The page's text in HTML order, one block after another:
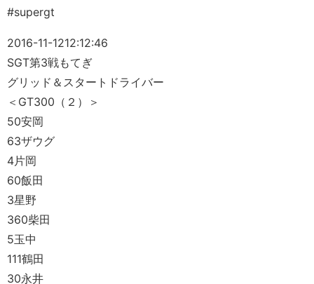
#supergt
2016-11-1212:12:46
SGT第3戦もてぎ
グリッド＆スタートドライバー
＜GT300（２）＞
50安岡
63ザウグ
4片岡
60飯田
3星野
360柴田
5玉中
111鶴田
30永井